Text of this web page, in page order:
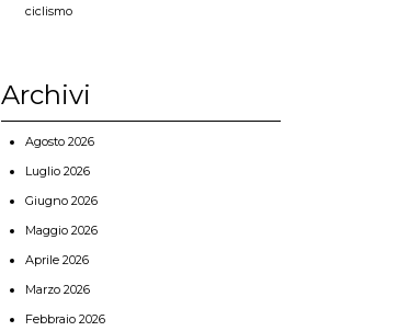
ciclismo
Archivi
Agosto 2026
Luglio 2026
Giugno 2026
Maggio 2026
Aprile 2026
Marzo 2026
Febbraio 2026